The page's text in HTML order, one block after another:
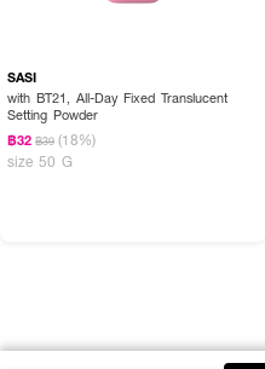
SASI
with BT21, All-Day Fixed Translucent
Setting Powder
฿32 ฿39 (18%)
size 50 G